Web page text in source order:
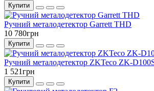
Купити
Ручний металодетектор Garrett THD
10 780грн
Купити
Ручний металодетектор ZKTeco ZK-
1 521грн
Купити